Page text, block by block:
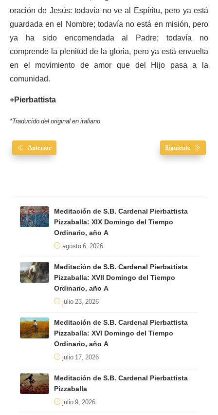
oración de Jesús: todavía no ve al Espíritu, pero ya está
guardada en el Nombre; todavía no está en misión, pero
ya ha sido encomendada al Padre; todavía no
comprende la plenitud de la gloria, pero ya está envuelta
en el movimiento de amor que del Hijo pasa a la
comunidad.
+Pierbattista
*Traducido del original en italiano
Anterior Siguiente
Meditación de S.B. Cardenal Pierbattista
Pizzaballa: XIX Domingo del Tiempo
Ordinario, año A
agosto 6, 2026
Meditación de S.B. Cardenal Pierbattista
Pizzaballa: XVII Domingo del Tiempo
Ordinario, año A
julio 23, 2026
Meditación de S.B. Cardenal Pierbattista
Pizzaballa: XVI Domingo del Tiempo
Ordinario, año A
julio 17, 2026
Meditación de S.B. Cardenal Pierbattista
Pizzaballa
julio 9, 2026